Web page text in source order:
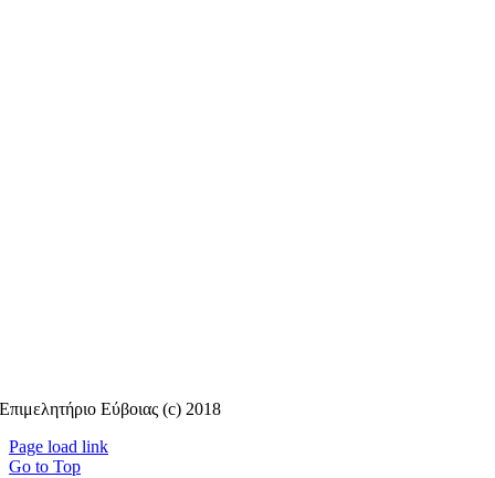
Επιμελητήριο Εύβοιας (c) 2018
Page load link
Go to Top